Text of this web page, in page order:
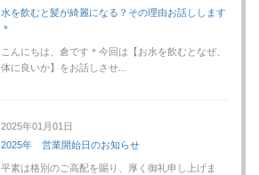
水を飲むと髪が綺麗になる？その理由お話しします
＊
こんにちは、倉です＊今回は【お水を飲むとなぜ、
体に良いか】をお話しさせ...
2025年01月01日
2025年 営業開始日のお知らせ
平素は格別のご高配を賜り、厚く御礼申し上げま